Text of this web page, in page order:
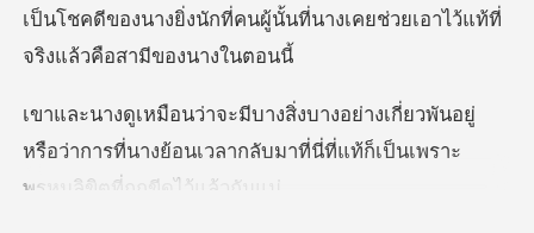
ประวัติการอ่าน
ออกจากระบบ
ดาวน์โหลดแอป
้นั้นที่นางเคยช่วยเอาไว้แท้ที
พันอยู่
หรือว่าการที่นางย้อนเวลากลับมาที่นี่ท